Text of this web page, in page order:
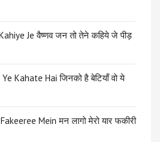
Je वैष्णव जन तो तेने कहिये जे पीड़
Kahate Hai जिनको है बेटियाँ वो ये
Mein मन लागो मेरो यार फकीरी